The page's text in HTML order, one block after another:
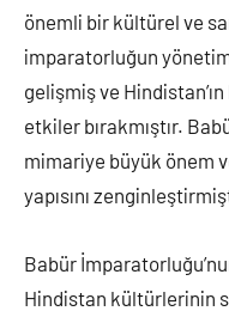
önemli bir kültürel ve
imparatorluğun
gelişmiş ve
etkiler bırakmıştır.
mimariye büyük önem
yapısını
Babür
Hindistan kültürlerinin